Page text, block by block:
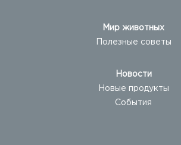
Мир животных
Полезные советы
Новости
Новые продукты
События